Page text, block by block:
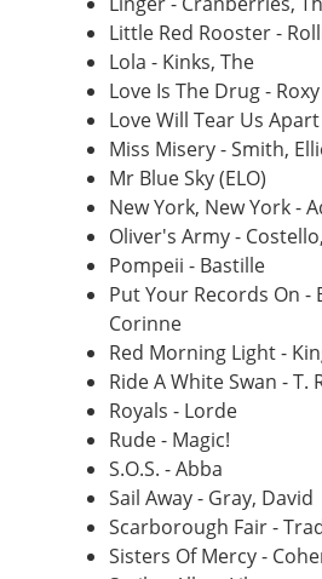
Little Red Rooster -
Lola - Kinks, The
Love Is The Drug -
Love Will Tear Us
Miss Misery - Smith,
Mr Blue Sky (ELO)
New York, New York -
Oliver's Army -
Pompeii - Bastille
Put Your Records On -
Corinne
Red Morning Light -
Ride A White Swan - T.
Royals - Lorde
Rude - Magic!
S.O.S. - Abba
Sail Away - Gray, David
Scarborough Fair -
Sisters Of Mercy -